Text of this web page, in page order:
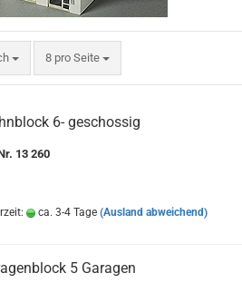
8 pro Seite
pro Seite
6- geschossig
13 260
ca. 3-4 Tage (Ausland abweichend)
5 Garagen